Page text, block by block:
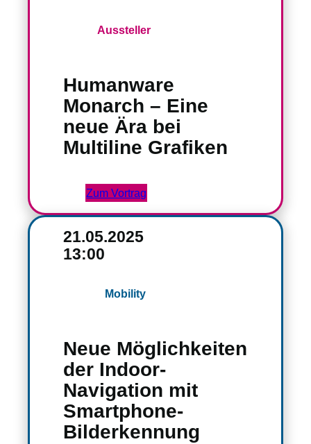
Aussteller
Humanware
Monarch – Eine
neue Ära bei
Multiline Grafiken
Zum Vortrag
21.05.2025
13:00
Mobility
Neue Möglichkeiten
der Indoor-
Navigation mit
Smartphone-
Bilderkennung